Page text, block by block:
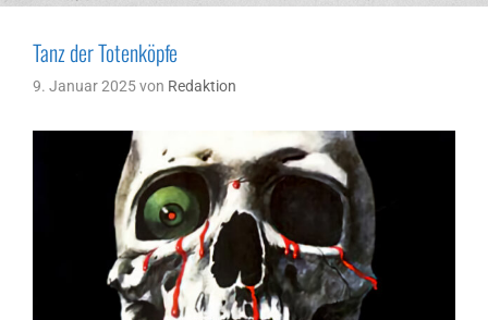
Tanz der Totenköpfe
9. Januar 2025von Redaktion